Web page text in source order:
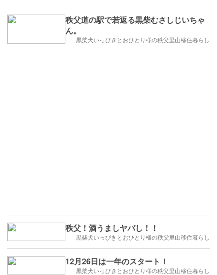
秩父道の駅で若返る黒柴むさしじいちゃ
ん。
黒柴犬いっぴきとおひとり様の秩父里山移住暮らし
秩父！酒うましヤバし！！
黒柴犬いっぴきとおひとり様の秩父里山移住暮らし
12月26日は一年のスタート！
黒柴犬いっぴきとおひとり様の秩父里山移住暮らし